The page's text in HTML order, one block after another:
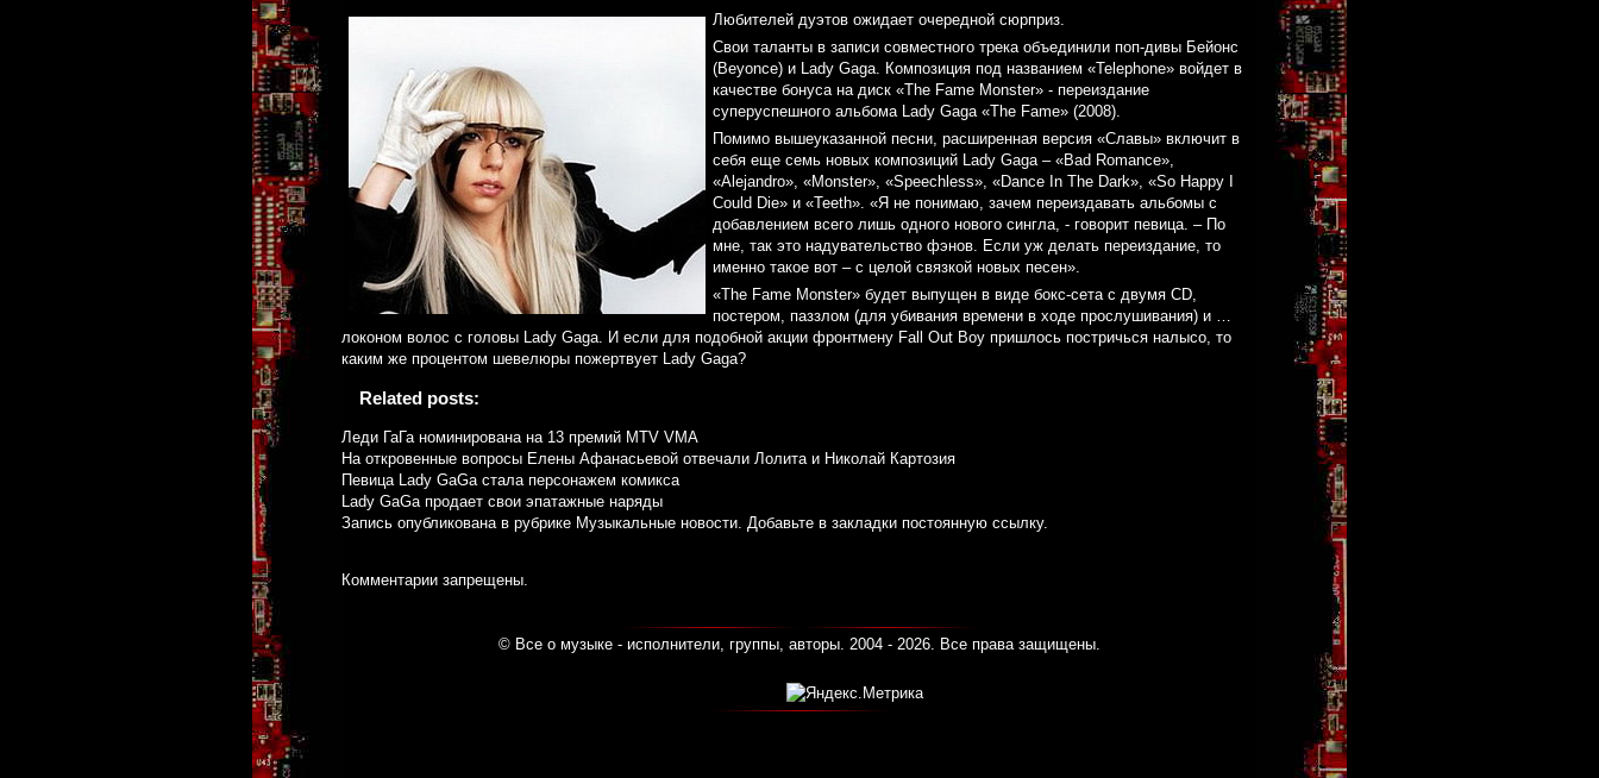
Любителей дуэтов ожидает очередной сюрприз.
Cвои таланты в записи совместного трека объединили поп-дивы Бейонс
(Beyonce) и Lady Gaga. Композиция под названием «Telephone» войдет в
качестве бонуса на диск «The Fame Monster» - переиздание
суперуспешного альбома Lady Gaga «The Fame» (2008).
Помимо вышеуказанной песни, расширенная версия «Славы» включит в
себя еще семь новых композиций Lady Gaga – «Bad Romance»,
«Alejandro», «Monster», «Speechless», «Dance In The Dark», «So Happy I
Could Die» и «Teeth». «Я не понимаю, зачем переиздавать альбомы с
добавлением всего лишь одного нового сингла, - говорит певица. – По
мне, так это надувательство фэнов. Если уж делать переиздание, то
именно такое вот – с целой связкой новых песен».
«The Fame Monster» будет выпущен в виде бокс-сета с двумя CD,
постером, паззлом (для убивания времени в ходе прослушивания) и …
локоном волос с головы Lady Gaga. И если для подобной акции фронтмену Fall Out Boy пришлось постричься налысо, то
каким же процентом шевелюры пожертвует Lady Gaga?
Related posts:
Леди ГаГа номинирована на 13 премий MTV VMA
На откровенные вопросы Елены Афанасьевой отвечали Лолита и Николай Картозия
Певица Lady GaGa стала персонажем комикса
Lady GaGa продает свои эпатажные наряды
Запись опубликована в рубрике Музыкальные новости. Добавьте в закладки постоянную ссылку.
Комментарии запрещены.
© Все о музыке - исполнители, группы, авторы. 2004 - 2026. Все права защищены.